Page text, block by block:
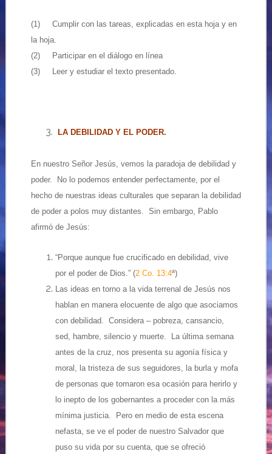
(1) Cumplir con las tareas, explicadas en esta hoja y en
la hoja.
(2) Participar en el diálogo en línea
(3) Leer y estudiar el texto presentado.
LA DEBILIDAD Y EL PODER.
En nuestro Señor Jesús, vemos la paradoja de debilidad y
poder. No lo podemos entender perfectamente, por el
hecho de nuestras ideas culturales que separan la debilidad
de poder a polos muy distantes. Sin embargo, Pablo
afirmó de Jesús:
“Porque aunque fue crucificado en debilidad, vive
por el poder de Dios.” (2 Co. 13:4ª)
Las ideas en torno a la vida terrenal de Jesús nos
hablan en manera elocuente de algo que asociamos
con debilidad. Considera – pobreza, cansancio,
sed, hambre, silencio y muerte. La última semana
antes de la cruz, nos presenta su agonía física y
moral, la tristeza de sus seguidores, la burla y mofa
de personas que tomaron esa ocasión para herirlo y
lo inepto de los gobernantes a proceder con la más
mínima justicia. Pero en medio de esta escena
nefasta, se ve el poder de nuestro Salvador que
puso su vida por su cuenta, que se ofreció